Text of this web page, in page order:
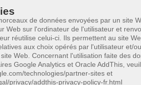
de données envoyées par un site
Web sur l'ordinateur de l'utilisateur et
réutilise celui-ci. Ils permettent au site
aux choix opérés par l'utilisateur et/
Web. Concernant l'utilisation faite des
Google Analytics et Oracle AddThis,
technologies/partner-sites et
privacy/addthis-privacy-policy-fr.html
mars 1971, plus précisément, les articles 34,
pause obligatoire.
est à la disposition de son employeur. 2La
le travailleur peut disposer de son temps sans
le travailleur a droit à une pause. 4